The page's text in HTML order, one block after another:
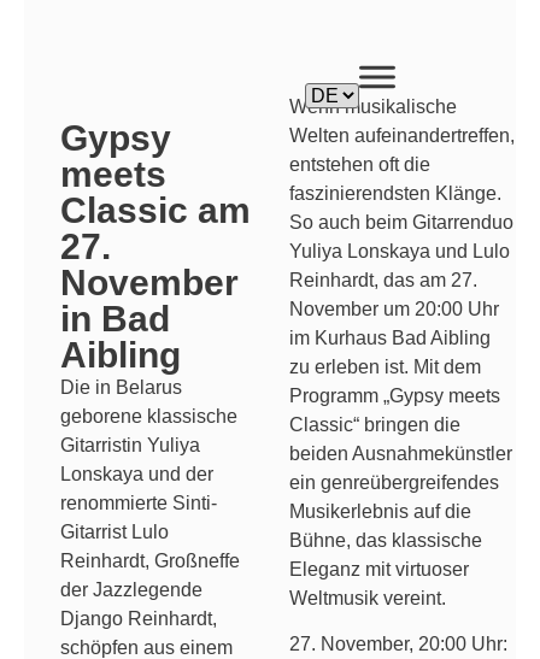
Wenn musikalische
Welten aufeinandertreffen,
entstehen oft die
faszinierendsten Klänge.
So auch beim Gitarrenduo
Yuliya Lonskaya und Lulo
Reinhardt, das am 27.
November um 20:00 Uhr
im Kurhaus Bad Aibling
zu erleben ist. Mit dem
Programm „Gypsy meets
Classic“ bringen die
beiden Ausnahmekünstler
ein genreübergreifendes
Musikerlebnis auf die
Bühne, das klassische
Eleganz mit virtuoser
Weltmusik vereint.
27. November, 20:00 Uhr:
Gypsy
meets
Classic am
27.
November
in Bad
Aibling
Die in Belarus
geborene klassische
Gitarristin Yuliya
Lonskaya und der
renommierte Sinti-
Gitarrist Lulo
Reinhardt, Großneffe
der Jazzlegende
Django Reinhardt,
schöpfen aus einem